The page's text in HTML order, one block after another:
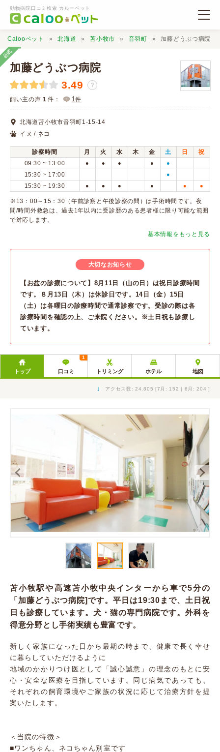
動物病院口コミ検索 カルーペット
動物病院検索
口コミ検索
Calooペットとは？
口コミ投稿
Calooペット 北海道 苫小牧市 音羽町 加藤どうぶつ病院
公式
加藤どうぶつ病院
3.49 ？
飼い主の声 1 件： 1件
北海道苫小牧市音羽町1-15-14
イヌ / ネコ
診察時間 月 火 水 木 金 土 日
祝
09:30 ~ 13:00
● ● ● ● ●
15:30 ~ 17:00 ●
15:30 ~ 19:30 ● ● ● ● ● ●
※13：00～15：30（午前診察と午後診察の間）は手術時間です。夜
間/時間外救急は、過去1年以内に受診歴のある患者様に限り可能な範囲
で対応します。
基本情報をもっと見る
大切なお知らせ
【お盆の診療について】8月11日（山の日）は祝日診療時間
です。８月13日（木）は休診日です。14日（金）15日
（土）は各曜日の診療時間で通常診察です。受診の際は各
診療時間を確認の上、ご来院ください。※土日祝も診療し
ています。
トップ 口コミ
1
トリミング ホテル 地図
↓ アクセス数: 24,805 [7月: 152 | 6月: 204 ]
苫小牧駅や高速苫小牧中央インターから車で5分の
「加藤どうぶつ病院]です。平日は19:30まで、土日祝
日も診療しています。犬・猫の専門病院です。外科を
得意分野とし手術実績も豊富です。
新しく家族になった日から最期の時まで、健康で長く幸せ
に暮らしていただけるように
地域のかかりつけ医として「誠心誠意」の理念のもとに安
心・安全な医療を目指しています。同じ病気であっても、
それぞれの飼育環境やご家族の状況に応じて治療方針を提
案いたします。
＜当院の特徴＞
■ワンちゃん、ネコちゃん別室です